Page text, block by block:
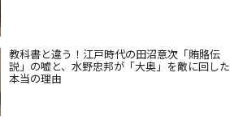
教科書と違う！江戸時代の田沼意次「賄賂伝
説」の嘘と、水野忠邦が「大奥」を敵に回した
本当の理由